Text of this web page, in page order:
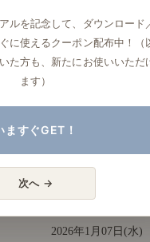
」を安心して使用いた
2026年1月07日(水)
ルを記念して、ダウンロード
に使えるクーポン配布中！（
た方も、新たにお使いいただ
ます）
ますぐGET！
次へ →